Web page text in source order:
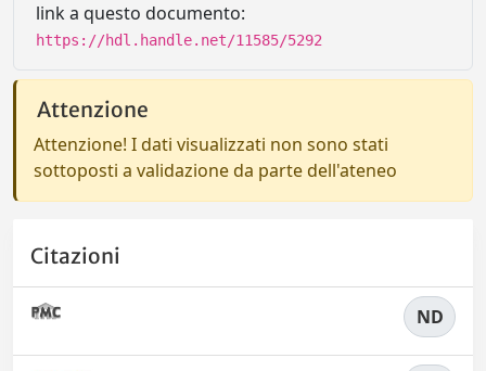
link a questo documento:
https://hdl.handle.net/11585/5292
Attenzione
Attenzione! I dati visualizzati non sono stati
sottoposti a validazione da parte dell'ateneo
Citazioni
ND